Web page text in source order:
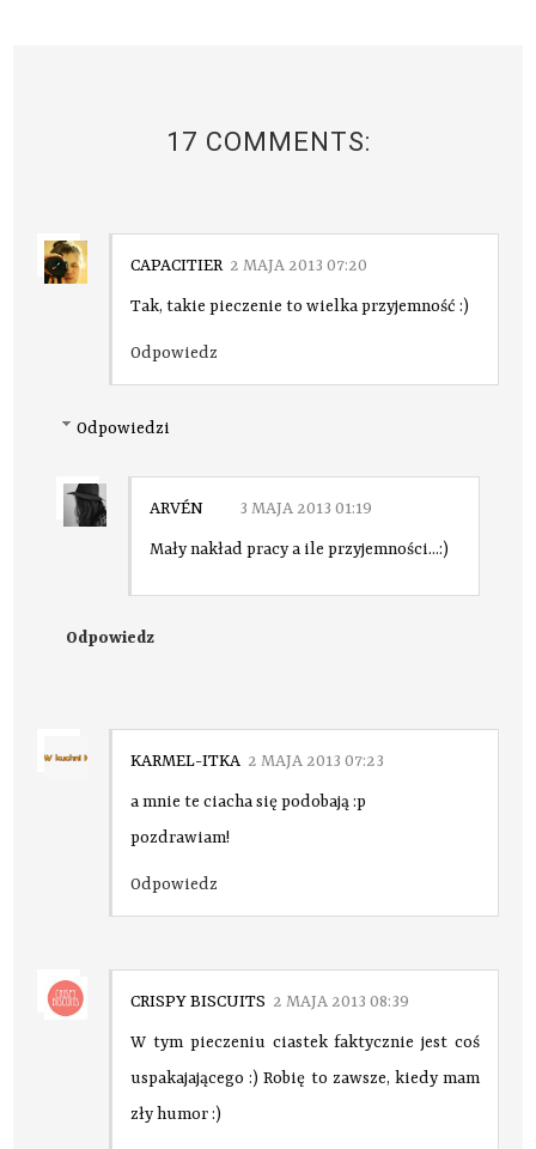
17 COMMENTS:
CAPACITIER 2 MAJA 2013 07:20
Tak, takie pieczenie to wielka przyjemność :)
Odpowiedz
Odpowiedzi
ARVÉN 3 MAJA 2013 01:19
Mały nakład pracy a ile przyjemności...:)
Odpowiedz
KARMEL-ITKA 2 MAJA 2013 07:23
a mnie te ciacha się podobają :p
pozdrawiam!
Odpowiedz
CRISPY BISCUITS 2 MAJA 2013 08:39
W tym pieczeniu ciastek faktycznie jest coś
uspakajającego :) Robię to zawsze, kiedy mam
zły humor :)